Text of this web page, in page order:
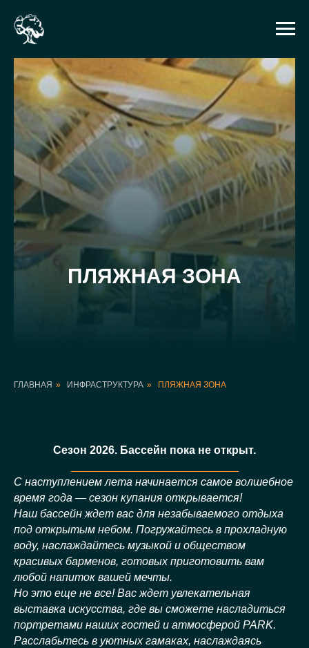
ПЛЯЖНАЯ ЗОНА
ГЛАВНАЯ » ИНФРАСТРУКТУРА » ПЛЯЖНАЯ ЗОНА
Сезон 2026. Бассейн пока не открыт.
С наступлением лета начинается самое волшебное
время года — сезон купания открывается!
Наш бассейн ждет вас для незабываемого отдыха
под открытым небом. Погружайтесь в прохладную
воду, наслаждайтесь музыкой и обществом
красивых барменов, готовых приготовить вам
любой напиток вашей мечты.
Но это еще не все! Вас ждет увлекательная
выставка искусства, где вы сможете насладиться
портретами наших гостей и атмосферой PARK.
Расслабьтесь в уютных гамаках, наслаждаясь